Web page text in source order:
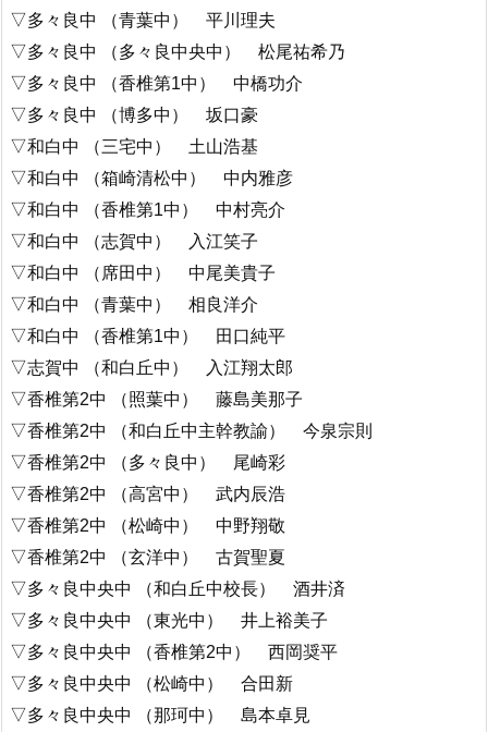
▽多々良中 （青葉中） 平川理夫
▽多々良中 （多々良中央中） 松尾祐希乃
▽多々良中 （香椎第1中） 中橋功介
▽多々良中 （博多中） 坂口豪
▽和白中 （三宅中） 土山浩基
▽和白中 （箱崎清松中） 中内雅彦
▽和白中 （香椎第1中） 中村亮介
▽和白中 （志賀中） 入江笑子
▽和白中 （席田中） 中尾美貴子
▽和白中 （青葉中） 相良洋介
▽和白中 （香椎第1中） 田口純平
▽志賀中 （和白丘中） 入江翔太郎
▽香椎第2中 （照葉中） 藤島美那子
▽香椎第2中 （和白丘中主幹教諭） 今泉宗則
▽香椎第2中 （多々良中） 尾崎彩
▽香椎第2中 （高宮中） 武内辰浩
▽香椎第2中 （松崎中） 中野翔敬
▽香椎第2中 （玄洋中） 古賀聖夏
▽多々良中央中 （和白丘中校長） 酒井済
▽多々良中央中 （東光中） 井上裕美子
▽多々良中央中 （香椎第2中） 西岡奨平
▽多々良中央中 （松崎中） 合田新
▽多々良中央中 （那珂中） 島本卓見